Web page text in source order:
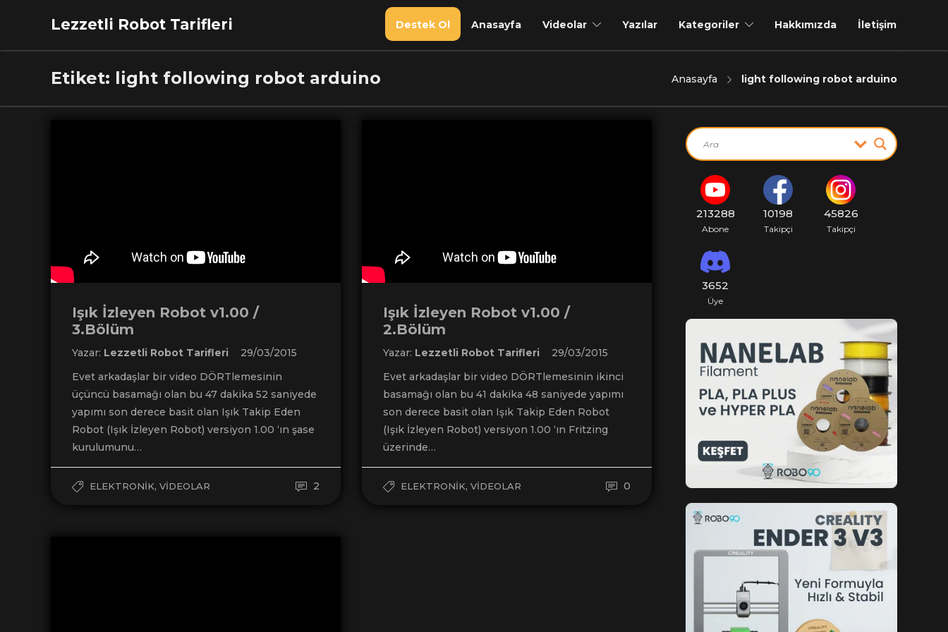
Lezzetli Robot Tarifleri Destek Ol Anasayfa Videolar Yazılar Kategoriler Hakkımızda İletişim
Etiket: light following robot arduino Anasayfa light following robot arduino
Işık İzleyen Robot v1.00 /
3.Bölüm
Yazar: Lezzetli Robot Tarifleri
29/03/2015
Evet arkadaşlar bir video DÖRTlemesinin
üçüncü basamağı olan bu 47 dakika 52 saniyede
yapımı son derece basit olan Işık Takip Eden
Robot (Işık İzleyen Robot) versiyon 1.00 ‘ın şase
kurulumunu…
ELEKTRONIK, VIDEOLAR 2
Işık İzleyen Robot v1.00 /
2.Bölüm
Yazar: Lezzetli Robot Tarifleri
29/03/2015
Evet arkadaşlar bir video DÖRTlemesinin ikinci
basamağı olan bu 41 dakika 48 saniyede yapımı
son derece basit olan Işık Takip Eden Robot
(Işık İzleyen Robot) versiyon 1.00 ‘ın Fritzing
üzerinde…
ELEKTRONIK, VIDEOLAR 0
213288
Abone
10198
Takipçi
45826
Takipçi
3652
Üye